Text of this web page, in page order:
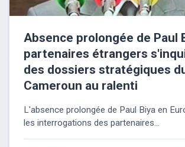
Absence prolongée de Paul
partenaires étrangers
des dossiers stratégiques
Cameroun au ralenti
L'absence prolongée de Paul Biya en
les interrogations des partenaires...